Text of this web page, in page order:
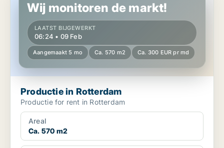
Wij monitoren de markt!
LAATST BIJGEWERKT
06:24 • 09 Feb
Aangemaakt 5 mo Ca. 570 m2 Ca. 300 EUR pr md
Productie in Rotterdam
Productie for rent in Rotterdam
Areal
Ca. 570 m2